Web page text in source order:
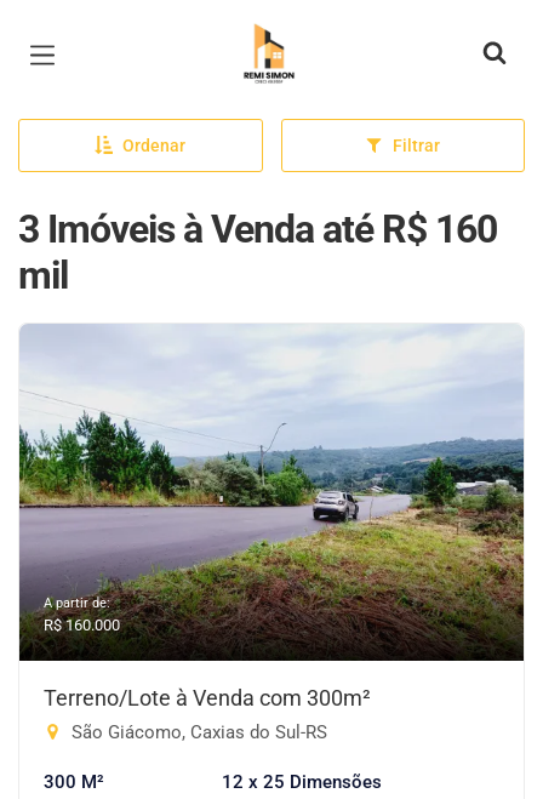
Página inicial
Ordenar Filtrar
3 Imóveis à Venda até R$ 160
mil
A partir de:
R$ 160.000
Terreno/Lote à Venda com 300m²
São Giácomo, Caxias do Sul-RS
300 M² 12 x 25 Dimensões